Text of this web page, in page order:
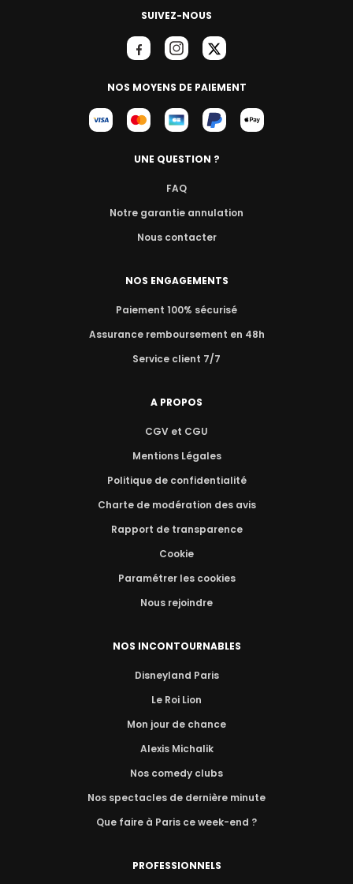
SUIVEZ-NOUS
NOS MOYENS DE PAIEMENT
UNE QUESTION ?
FAQ
Notre garantie annulation
Nous contacter
NOS ENGAGEMENTS
Paiement 100% sécurisé
Assurance remboursement en 48h
Service client 7/7
A PROPOS
CGV et CGU
Mentions Légales
Politique de confidentialité
Charte de modération des avis
Rapport de transparence
Cookie
Paramétrer les cookies
Nous rejoindre
NOS INCONTOURNABLES
Disneyland Paris
Le Roi Lion
Mon jour de chance
Alexis Michalik
Nos comedy clubs
Nos spectacles de dernière minute
Que faire à Paris ce week-end ?
PROFESSIONNELS